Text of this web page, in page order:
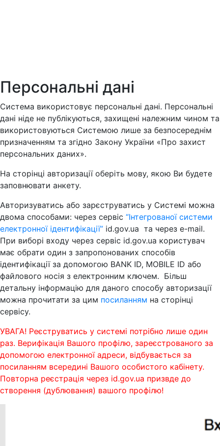
Персональні дані
Система використовує персональні дані. Персональні
дані ніде не публікуються, захищені належним чином та
використовуються Системою лише за безпосереднім
призначенням та згідно Закону України «Про захист
персональних даних».
На сторінці авторизації оберіть мову, якою Ви будете
заповнювати анкету.
Авторизуватись або зарєструватись у Системі можна
двома способами: через сервіс “Інтегрованої системи
електронної ідентифікації” id.gov.ua та через e-mail.
При виборі входу через сервіс id.gov.ua користувач
має обрати один з запропонованих способів
ідентифікації за допомогою BANK ID, MOBILE ID або
файлового носія з електронним ключем. Більш
детальну інформацію для даного способу авторизації
можна прочитати за цим посиланням на сторінці
сервісу.
УВАГА! Реєструватись у системі потрібно лише один
раз. Верифікація Вашого профілю, зареєстрованого за
допомогою електронної адреси, відбувається за
посиланням всередині Вашого особистого кабінету.
Повторна реєстрація через id.gov.ua призвде до
створення (дублювання) вашого профілю!